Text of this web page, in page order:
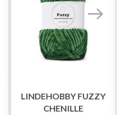
LINDEHOBBY FUZZY
CHENILLE